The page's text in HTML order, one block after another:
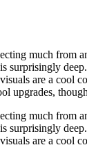
much from
surprisingly
are a cool
upgrades,
much from
surprisingly
are a cool